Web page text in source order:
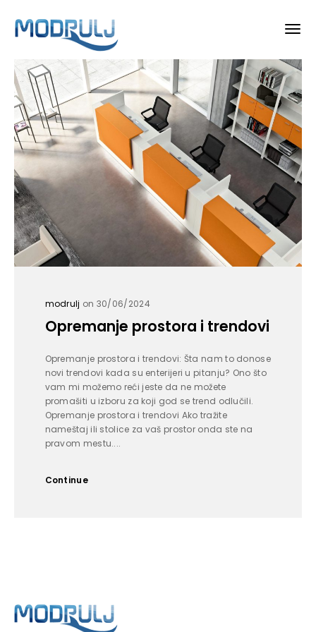
modrulj on 30/06/2024
Opremanje prostora i trendovi
Opremanje prostora i trendovi: Šta nam to donose
novi trendovi kada su enterijeri u pitanju? Ono što
vam mi možemo reći jeste da ne možete
promašiti u izboru za koji god se trend odlučili.
Opremanje prostora i trendovi Ako tražite
nameštaj ili stolice za vaš prostor onda ste na
pravom mestu....
Continue